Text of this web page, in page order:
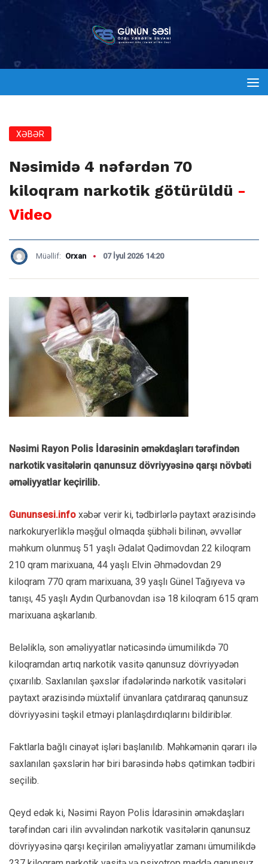
XƏBƏR
Nəsimidə 4 nəfərdən 70
kiloqram narkotik götürüldü -
Video
Müəllif: Orxan 07 İyul 2026 14:20
Nəsimi Rayon Polis İdarəsinin əməkdaşları tərəfindən
narkotik vasitələrin qanunsuz dövriyyəsinə qarşı növbəti
əməliyyatlar keçirilib.
Gununsesi.info xəbər verir ki, tədbirlərlə paytaxt ərazisində
narkokuryerliklə məşğul olmaqda şübhəli bilinən, əvvəllər
məhkum olunmuş 51 yaşlı Ədalət Qədimovdan 22 kiloqram
210 qram marixuana, 44 yaşlı Elvin Əhmədovdan 29
kiloqram 770 qram marixuana, 39 yaşlı Günel Tağıyeva və
tanışı, 45 yaşlı Aydın Qurbanovdan isə 18 kiloqram 615 qram
marixuana aşkarlanıb.
Beləliklə, son əməliyyatlar nəticəsində ümumilikdə 70
kiloqramdan artıq narkotik vasitə qanunsuz dövriyyədən
çıxarılıb. Saxlanılan şəxslər ifadələrində narkotik vasitələri
paytaxt ərazisində müxtəlif ünvanlara çatdıraraq qanunsuz
dövriyyəsini təşkil etməyi planlaşdırdıqlarını bildiriblər.
Faktlarla bağlı cinayət işləri başlanılıb. Məhkəmənin qərarı ilə
saxlanılan şəxslərin hər biri barəsində həbs qətimkan tədbiri
seçilib.
Qeyd edək ki, Nəsimi Rayon Polis İdarəsinin əməkdaşları
tərəfindən cari ilin əvvəlindən narkotik vasitələrin qanunsuz
dövriyyəsinə qarşı keçirilən əməliyyatlar zamanı ümumilikdə